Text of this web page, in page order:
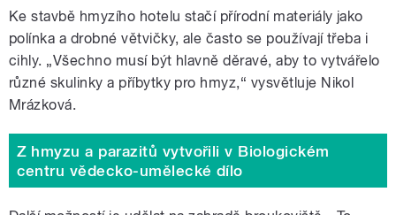
Ke stavbě hmyzího hotelu stačí přírodní materiály jako
polínka a drobné větvičky, ale často se používají třeba i
cihly. „Všechno musí být hlavně děravé, aby to vytvářelo
různé skulinky a příbytky pro hmyz,“ vysvětluje Nikol
Mrázková.
Z hmyzu a parazitů vytvořili v Biologickém
centru vědecko-umělecké dílo